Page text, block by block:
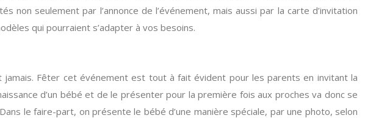
seulement par l’annonce de l’événement, mais aussi par la carte d’invitation
qui pourraient s’adapter à vos besoins.
jamais. Fêter cet événement est tout à fait évident pour les parents en invitant la
d’un bébé et de le présenter pour la première fois aux proches va donc se
le faire-part, on présente le bébé d’une manière spéciale, par une photo, selon